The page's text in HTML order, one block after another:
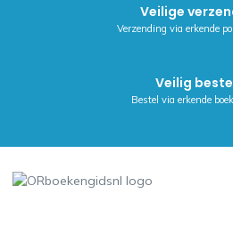
Veilige
Verzending via erkende
Veilig
Bestel via erkende